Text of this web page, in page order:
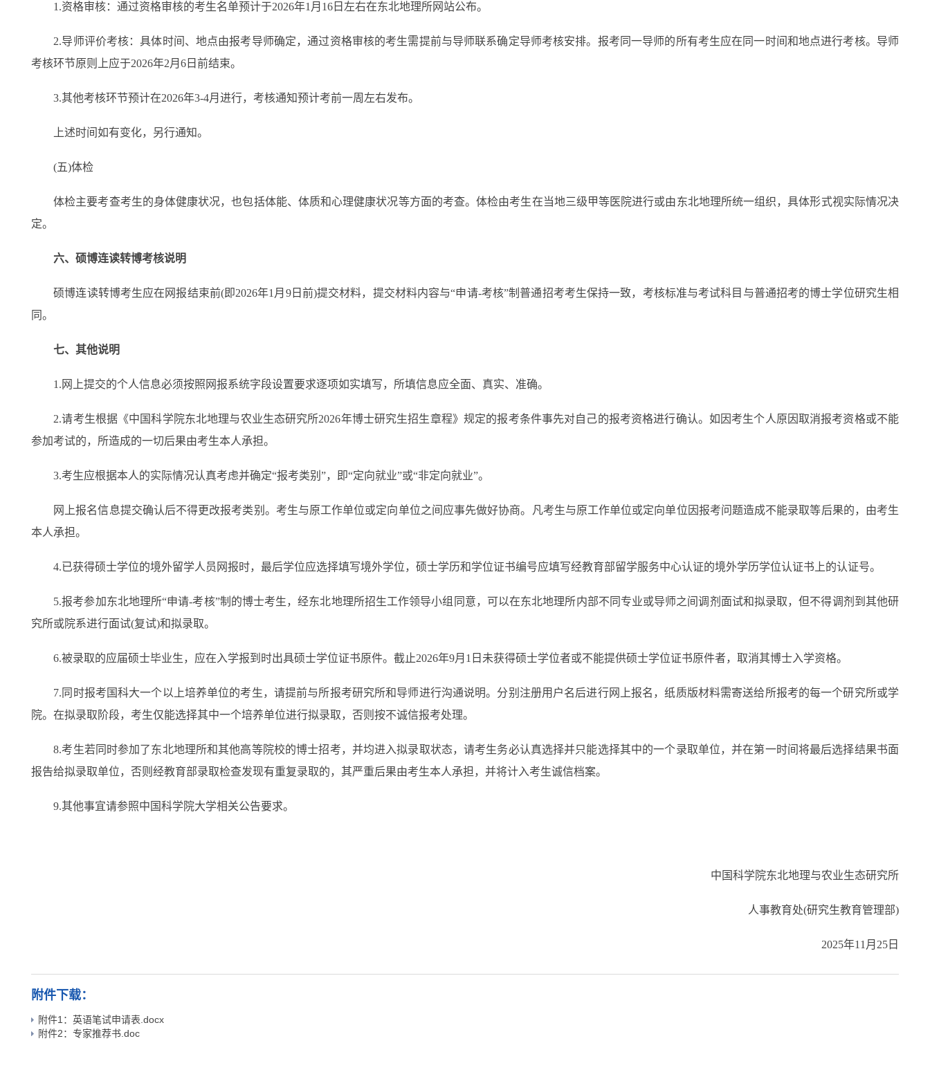
1.资格审核：通过资格审核的考生名单预计于2026年1月16日左右在东北地理所网站公布。
2.导师评价考核：具体时间、地点由报考导师确定，通过资格审核的考生需提前与导师联系确定导师考核安排。报考同一导师的所有考生应在同一时间和地点进行考核。导师
考核环节原则上应于2026年2月6日前结束。
3.其他考核环节预计在2026年3-4月进行，考核通知预计考前一周左右发布。
上述时间如有变化，另行通知。
(五)体检
体检主要考查考生的身体健康状况，也包括体能、体质和心理健康状况等方面的考查。体检由考生在当地三级甲等医院进行或由东北地理所统一组织，具体形式视实际情况决
定。
六、硕博连读转博考核说明
硕博连读转博考生应在网报结束前(即2026年1月9日前)提交材料，提交材料内容与“申请-考核”制普通招考考生保持一致，考核标准与考试科目与普通招考的博士学位研究生相
同。
七、其他说明
1.网上提交的个人信息必须按照网报系统字段设置要求逐项如实填写，所填信息应全面、真实、准确。
2.请考生根据《中国科学院东北地理与农业生态研究所2026年博士研究生招生章程》规定的报考条件事先对自己的报考资格进行确认。如因考生个人原因取消报考资格或不能
参加考试的，所造成的一切后果由考生本人承担。
3.考生应根据本人的实际情况认真考虑并确定“报考类别”，即“定向就业”或“非定向就业”。
网上报名信息提交确认后不得更改报考类别。考生与原工作单位或定向单位之间应事先做好协商。凡考生与原工作单位或定向单位因报考问题造成不能录取等后果的，由考生
本人承担。
4.已获得硕士学位的境外留学人员网报时，最后学位应选择填写境外学位，硕士学历和学位证书编号应填写经教育部留学服务中心认证的境外学历学位认证书上的认证号。
5.报考参加东北地理所“申请-考核”制的博士考生，经东北地理所招生工作领导小组同意，可以在东北地理所内部不同专业或导师之间调剂面试和拟录取，但不得调剂到其他研
究所或院系进行面试(复试)和拟录取。
6.被录取的应届硕士毕业生，应在入学报到时出具硕士学位证书原件。截止2026年9月1日未获得硕士学位者或不能提供硕士学位证书原件者，取消其博士入学资格。
7.同时报考国科大一个以上培养单位的考生，请提前与所报考研究所和导师进行沟通说明。分别注册用户名后进行网上报名，纸质版材料需寄送给所报考的每一个研究所或学
院。在拟录取阶段，考生仅能选择其中一个培养单位进行拟录取，否则按不诚信报考处理。
8.考生若同时参加了东北地理所和其他高等院校的博士招考，并均进入拟录取状态，请考生务必认真选择并只能选择其中的一个录取单位，并在第一时间将最后选择结果书面
报告给拟录取单位，否则经教育部录取检查发现有重复录取的，其严重后果由考生本人承担，并将计入考生诚信档案。
9.其他事宜请参照中国科学院大学相关公告要求。
中国科学院东北地理与农业生态研究所
人事教育处(研究生教育管理部)
2025年11月25日
附件下载：
附件1：英语笔试申请表.docx
附件2：专家推荐书.doc